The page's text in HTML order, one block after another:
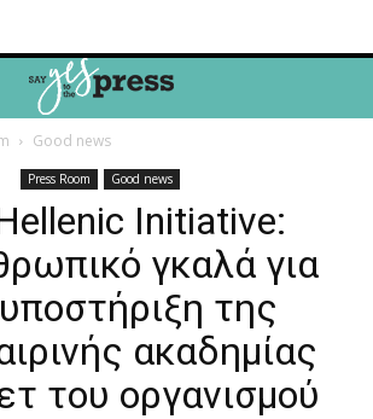
Good news
Press Room Good news
Initiative:
γκαλά για
της
ακαδημίας
του οργανισμού